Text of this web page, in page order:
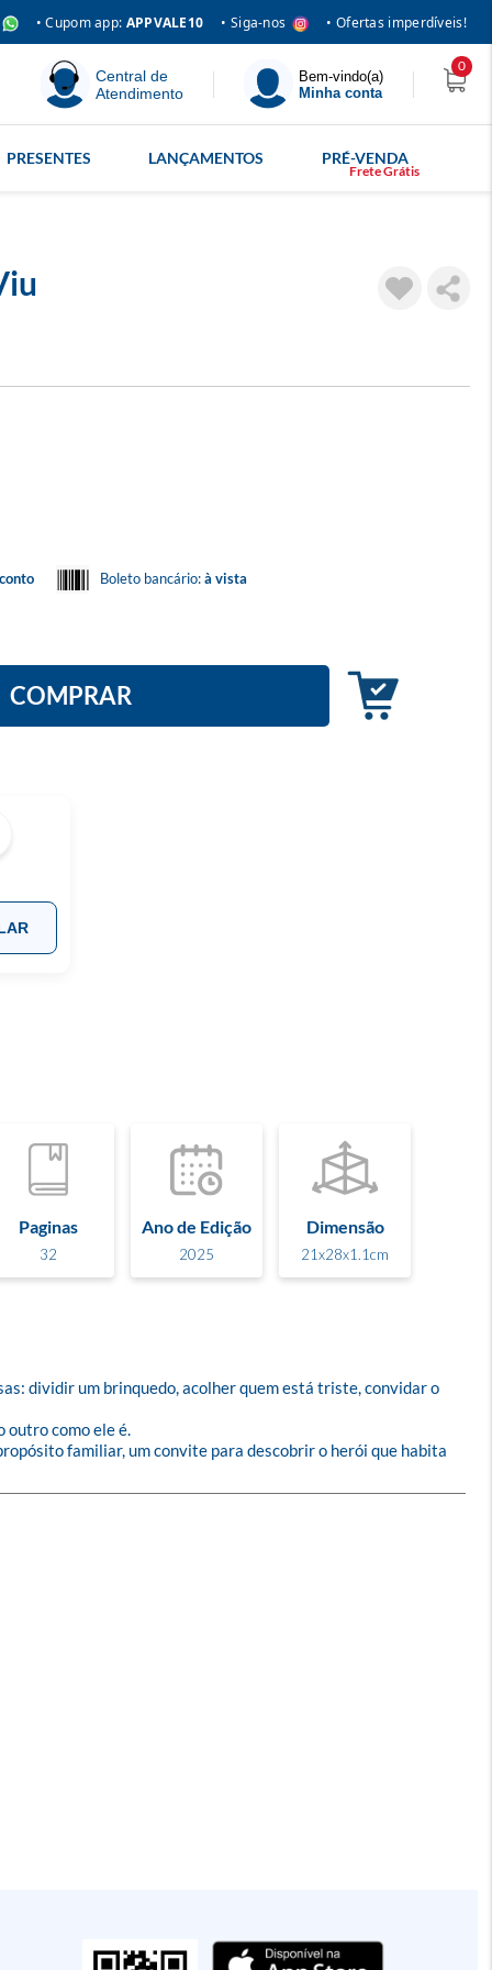
• Cupom app: APPVALE10 • Siga-nos • Ofertas imperdíveis!
Central de
Atendimento
Bem-vindo(a)
Minha conta
0
PRESENTES LANÇAMENTOS PRÉ-VENDA
Boleto bancário:à vista
COMPRAR
Paginas
32
Ano de Edição
2025
Dimensão
21x28x1.1cm
dividir um brinquedo, acolher quem está triste, convidar o
outro como ele é.
familiar, um convite para descobrir o herói que habita